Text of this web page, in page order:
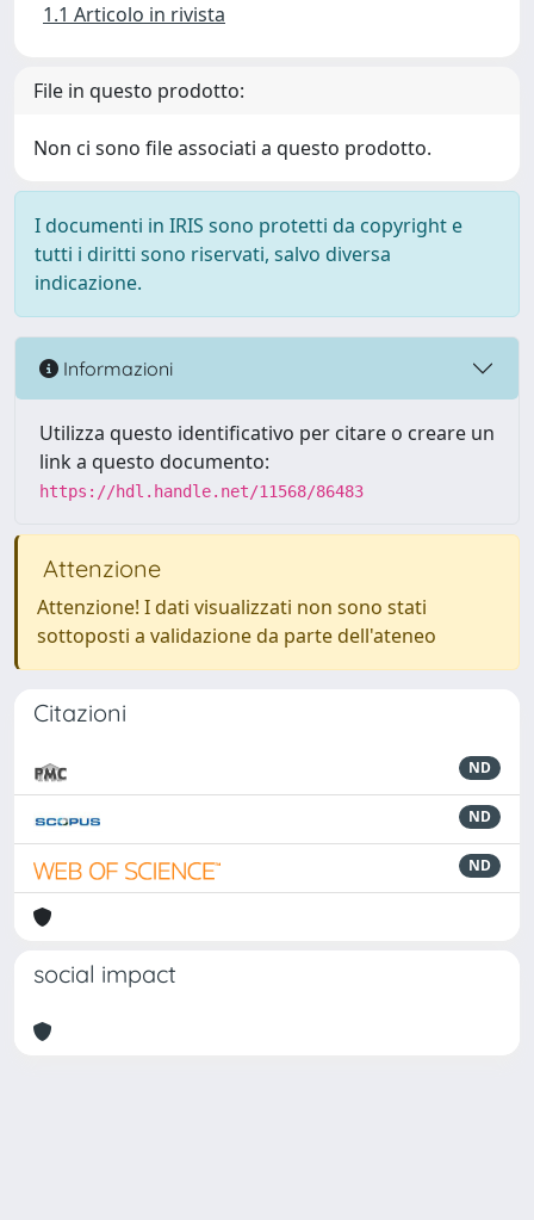
1.1 Articolo in rivista
File in questo prodotto:
Non ci sono file associati a questo prodotto.
I documenti in IRIS sono protetti da copyright e
tutti i diritti sono riservati, salvo diversa
indicazione.
Informazioni
Utilizza questo identificativo per citare o creare un
link a questo documento:
https://hdl.handle.net/11568/86483
Attenzione
Attenzione! I dati visualizzati non sono stati
sottoposti a validazione da parte dell'ateneo
Citazioni
ND
ND
ND
social impact